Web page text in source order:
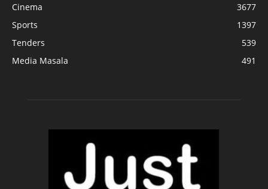
Cinema
3677
Sports
1397
Tenders
539
Media Masala
491